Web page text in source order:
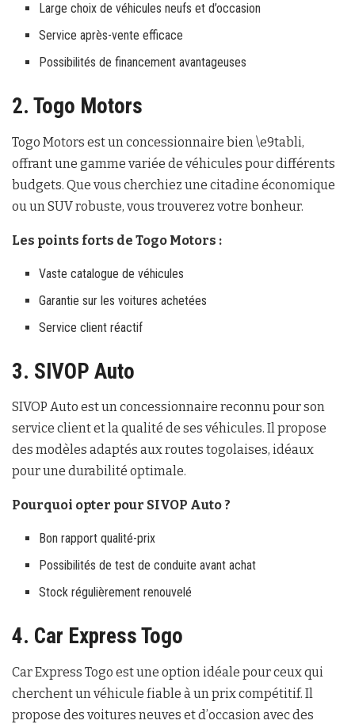
Large choix de véhicules neufs et d’occasion
Service après-vente efficace
Possibilités de financement avantageuses
2. Togo Motors
Togo Motors est un concessionnaire bien \e9tabli,
offrant une gamme variée de véhicules pour différents
budgets. Que vous cherchiez une citadine économique
ou un SUV robuste, vous trouverez votre bonheur.
Les points forts de Togo Motors :
Vaste catalogue de véhicules
Garantie sur les voitures achetées
Service client réactif
3. SIVOP Auto
SIVOP Auto est un concessionnaire reconnu pour son
service client et la qualité de ses véhicules. Il propose
des modèles adaptés aux routes togolaises, idéaux
pour une durabilité optimale.
Pourquoi opter pour SIVOP Auto ?
Bon rapport qualité-prix
Possibilités de test de conduite avant achat
Stock régulièrement renouvelé
4. Car Express Togo
Car Express Togo est une option idéale pour ceux qui
cherchent un véhicule fiable à un prix compétitif. Il
propose des voitures neuves et d’occasion avec des